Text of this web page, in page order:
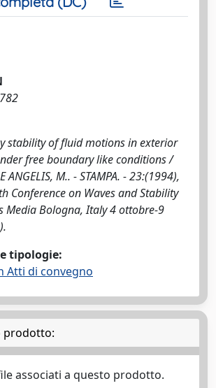
stability of fluid motions in exterior
free boundary like conditions /
ANGELIS, M.. - STAMPA. - 23:(1994),
Conference on Waves and Stability
Media Bologna, Italy 4 ottobre-9
tipologie:
Atti di convegno
prodotto:
associati a questo prodotto.